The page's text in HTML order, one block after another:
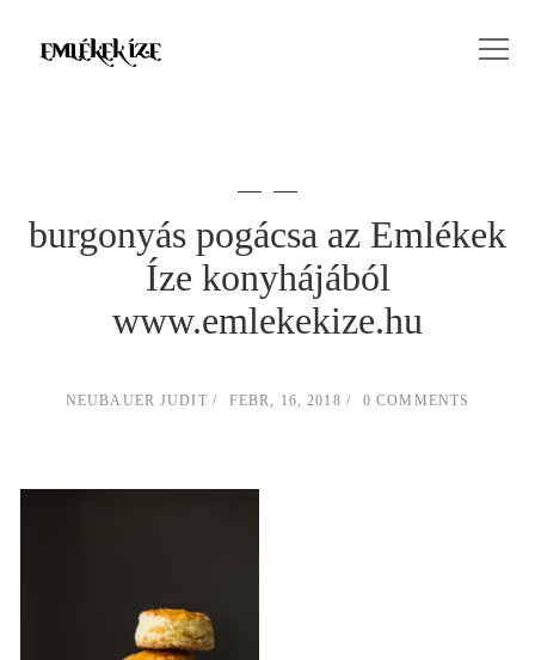
burgonyás pogácsa az Emlékek
Íze konyhájából
www.emlekekize.hu
NEUBAUER JUDIT FEBR, 16, 2018 0 COMMENTS